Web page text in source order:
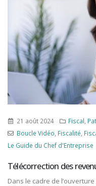
21 août 2024 Fiscal
Boucle Vidéo Fiscalité
Le Guide du Chef d'Entreprise
Télécorrection des
Dans le cadre de